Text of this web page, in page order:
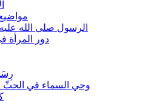
الرسول صلى الله
دور المرأة
وحي السماء في الحثّ